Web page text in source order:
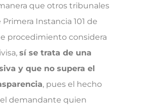
que otros tribunales
Instancia 101 de
procedimiento considera
sí se trata de una
y que no supera el
, pues el hecho
demandante quien